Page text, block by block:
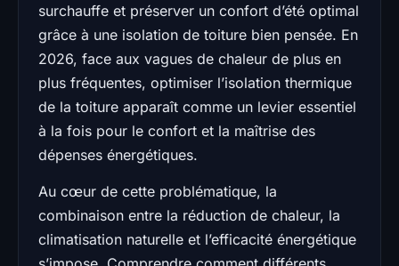
surchauffe et préserver un confort d’été optimal
grâce à une isolation de toiture bien pensée. En
2026, face aux vagues de chaleur de plus en
plus fréquentes, optimiser l’isolation thermique
de la toiture apparaît comme un levier essentiel
à la fois pour le confort et la maîtrise des
dépenses énergétiques.
Au cœur de cette problématique, la
combinaison entre la réduction de chaleur, la
climatisation naturelle et l’efficacité énergétique